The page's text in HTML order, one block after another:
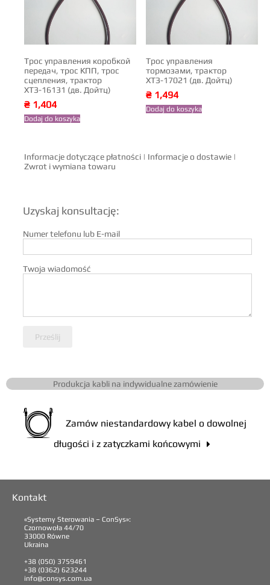
Трос управления коробкой
передач, трос КПП, трос
сцепления, трактор
ХТЗ-16131 (дв. Дойтц)
₴ 1,404
Dodaj do koszyka
Трос управления
тормозами, трактор
ХТЗ-17021 (дв. Дойтц)
₴ 1,494
Dodaj do koszyka
Informacje dotyczące płatności | Informacje o dostawie |
Zwrot i wymiana towaru
Uzyskaj konsultację:
Numer telefonu lub E-mail
Twoja wiadomość
Prześlij
Produkcja kabli na indywidualne zamówienie
Zamów niestandardowy kabel o dowolnej
długości i z zatyczkami końcowymi

Kontakt
«Systemy Sterowania – ConSys»:
Czornowoła 44/70
33000 Równe
Ukraina
+38 (050) 3759461
+38 (0362) 623244
info@consys.com.ua